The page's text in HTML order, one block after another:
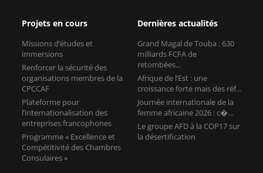
Projets en cours
Missions d’études et
immersions
Renforcer la sécurité des
organisations membres de la
CPCCAF
Plateforme pour
l’internationalisation des
entreprises francophones
Programme « Excellence et
Compétitivité des Chambres
Consulaires »
Dernières actualités
Grand Magal de Touba : 630
milliards FCFA de
retombées...
Afrique de l’Est : une
croissance forte mais des réf...
Journée internationale de la
femme africaine 2026 : c�...
Le groupe AFD à la COP17 sur
la désertification